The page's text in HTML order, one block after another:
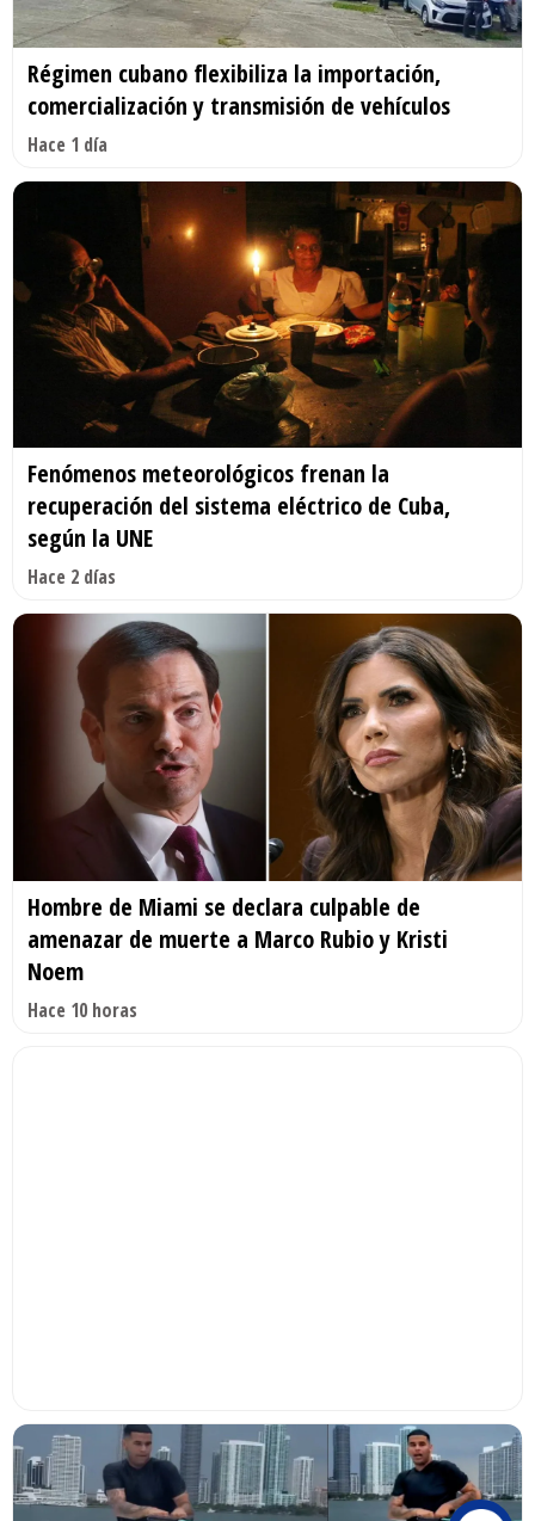
Régimen cubano flexibiliza la importación,
comercialización y transmisión de vehículos
Hace 1 día
Fenómenos meteorológicos frenan la
recuperación del sistema eléctrico de Cuba,
según la UNE
Hace 2 días
Hombre de Miami se declara culpable de
amenazar de muerte a Marco Rubio y Kristi
Noem
Hace 10 horas